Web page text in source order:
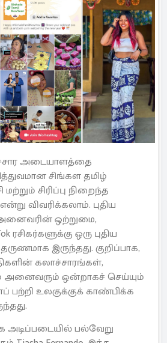
அடையாளத்தை
சிங்கள தமிழ்
சிரிப்பு நிறைந்த
விவரிக்கலாம். புதிய
ஒற்றுமை,
ஒரு புதிய
இருந்தது. குறிப்பாக,
கலாச்சாரங்கள்,
அனைவரும் ஒன்றாகச் செய்யும்
பற்றி உலகுக்குக் காண்பிக்க
அடிப்படையில் பல்வேறு